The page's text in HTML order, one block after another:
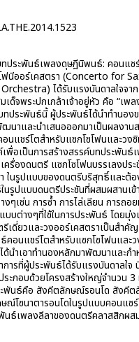
ทประพันธ์เพลงดุษฎีนิพนธ์: คอนแช
ฟนีออร์เคสตรา (Concerto for
ได้รับแรงบันดาลใจจา
ด็จพระปกเกล้าเจ้าอยู่หัว คือ “เพ
ทประพันธ์นี้ ผู้ประพันธ์ได้นำทำนอง
นาและนำเสนอออกมาเป็นผลงาน
นแชร์โตสำหรับแซกโซโฟนและวง
พื่อเป็นการสร้างสรรค์บทประพันธ์
ครื่องดนตรี แซกโซโฟนบรรเลงปร
ในรูปแบบของดนตรีบริสุทธิ์และต้อ
นรูปแบบดนตรีประชันที่ผสมผสานเข้
ๆเช่น การซ้ำ การไล่เลียน การถอ
บต่างๆที่ใช้ในการประพันธ์ โดยมุ่ง
รีเดี่ยวและวงออร์เคสตราเป็นสำคั
คอนแชร์โตสำหรับแซกโซโฟนและ
ด้นำเอาทำนองหลักมาพัฒนาและก
ารที่ผู้ประพันธ์ได้รับแรงบันดาลใจ
ะกอบด้วยโครงสร้างใหญ่จำนวน
พันธ์คือ สังคีตลักษณ์รอนโด สังคี
โซนาตารอนโดในรูปแบบคอนแช
นธ์เพลงลีลาของดนตรีคลาสสิกผส